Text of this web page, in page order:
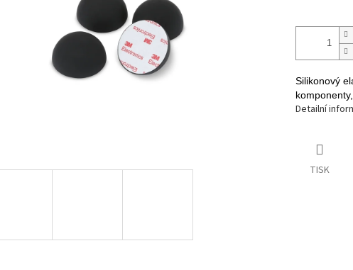
Silikonový
Detailní
TISK